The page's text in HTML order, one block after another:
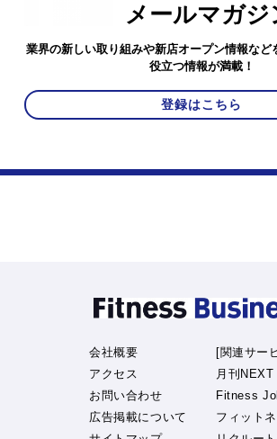
メールマガジ
業界の新しい取り組みや新店オープン情報など
役立つ情報が満載！
登録はこちら
会社概要
アクセス
お問い合わせ
広告掲載について
[関連サー
月刊NEXT
Fitness
フィット